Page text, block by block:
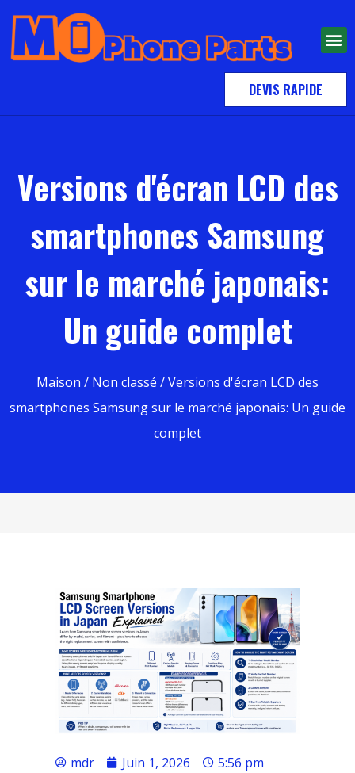
DEVIS RAPIDE
Versions d'écran LCD des
smartphones Samsung
sur le marché japonais:
Un guide complet
Maison / Non classé / Versions d'écran LCD des
smartphones Samsung sur le marché japonais: Un guide
complet
mdr Juin 1, 2026
5:56 pm